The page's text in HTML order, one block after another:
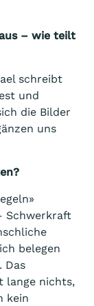
– wie teilt
schreibt
und
die Bilder
uns
Schwerkraft
belegen
Das
lange nichts,
kein